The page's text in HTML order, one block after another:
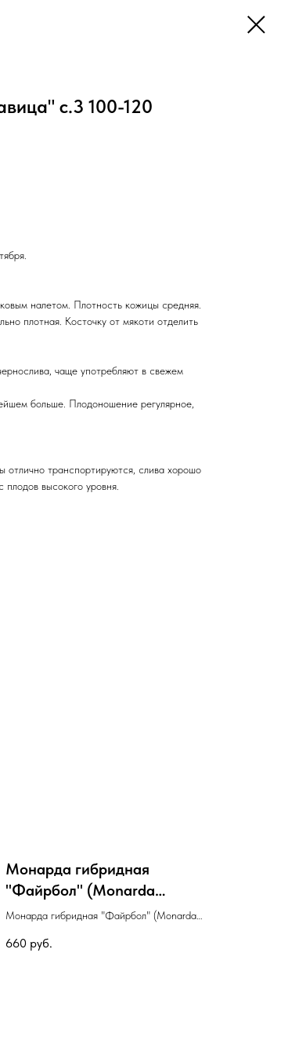
с.3 100-120
налетом. Плотность кожицы средняя.
плотная. Косточку от мякоти отделить
чаще употребляют в свежем
больше. Плодоношение регулярное,
отлично транспортируются, слива хорошо
высокого уровня.
Монарда гибридная
"Файрбол" (Monarda
hybrida "Fireball")
Монарда гибридная "Файрбол" (Monarda
660 руб.